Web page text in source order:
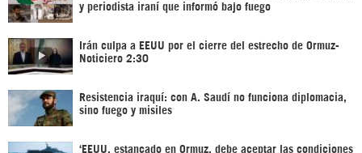
y periodista iraní que informó bajo fuego
Irán culpa a EEUU por el cierre del estrecho de Ormuz-
Noticiero 2:30
Resistencia iraquí: con A. Saudí no funciona diplomacia,
sino fuego y misiles
‘EEUU, estancado en Ormuz, debe aceptar las condiciones